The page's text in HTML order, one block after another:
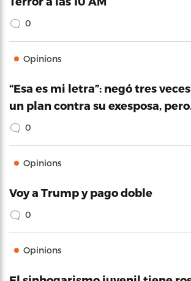
0
Opinions
“Esa es mi letra”: negó tres
un plan contra su exesposa,
0
Opinions
Voy a Trump y pago doble
0
Opinions